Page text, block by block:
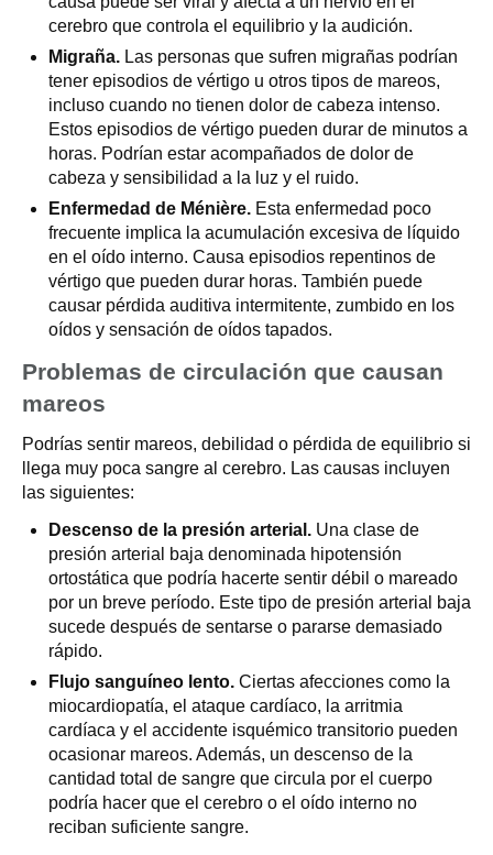
cerebro que controla el equilibrio y la audición.
Migraña. Las personas que sufren migrañas podrían
tener episodios de vértigo u otros tipos de mareos,
incluso cuando no tienen dolor de cabeza intenso.
Estos episodios de vértigo pueden durar de minutos a
horas. Podrían estar acompañados de dolor de
cabeza y sensibilidad a la luz y el ruido.
Enfermedad de Ménière. Esta enfermedad poco
frecuente implica la acumulación excesiva de líquido
en el oído interno. Causa episodios repentinos de
vértigo que pueden durar horas. También puede
causar pérdida auditiva intermitente, zumbido en los
oídos y sensación de oídos tapados.
Problemas de circulación que causan
mareos
Podrías sentir mareos, debilidad o pérdida de equilibrio si
llega muy poca sangre al cerebro. Las causas incluyen
las siguientes:
Descenso de la presión arterial. Una clase de
presión arterial baja denominada hipotensión
ortostática que podría hacerte sentir débil o mareado
por un breve período. Este tipo de presión arterial baja
sucede después de sentarse o pararse demasiado
rápido.
Flujo sanguíneo lento. Ciertas afecciones como la
miocardiopatía, el ataque cardíaco, la arritmia
cardíaca y el accidente isquémico transitorio pueden
ocasionar mareos. Además, un descenso de la
cantidad total de sangre que circula por el cuerpo
podría hacer que el cerebro o el oído interno no
reciban suficiente sangre.